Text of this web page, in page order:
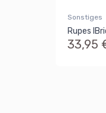
Sonstiges
Rupes
33,95